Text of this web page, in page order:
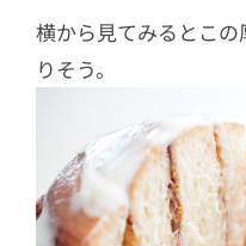
横から見てみるとこ
りそう。